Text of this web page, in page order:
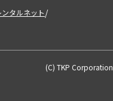
タルネット/
(C) TKP Corporation